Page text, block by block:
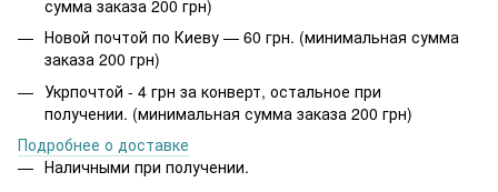
сумма заказа 200 грн)
Новой почтой по Киеву — 60 грн. (минимальная сумма
заказа 200 грн)
Укрпочтой - 4 грн за конверт, остальное при
получении. (минимальная сумма заказа 200 грн)
Подробнее о доставке
Наличными при получении.